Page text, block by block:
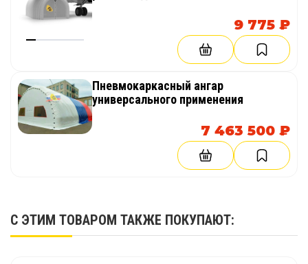
9 775 ₽
Пневмокаркасный ангар
универсального применения
7 463 500 ₽
С ЭТИМ ТОВАРОМ ТАКЖЕ ПОКУПАЮТ: